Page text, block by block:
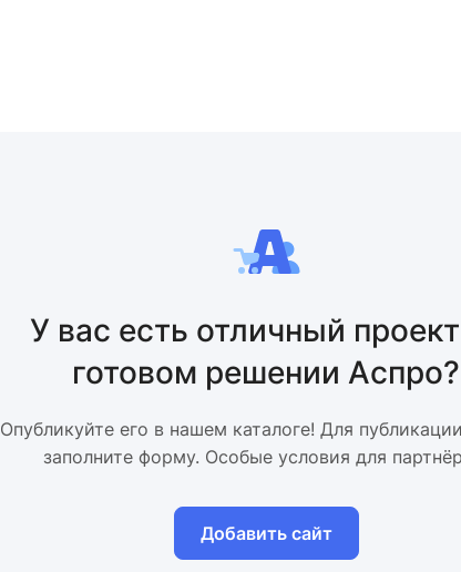
У вас есть отличный
готовом решении Аспро?
Опубликуйте его в нашем каталоге! Для
заполните форму. Особые условия для
Добавить сайт